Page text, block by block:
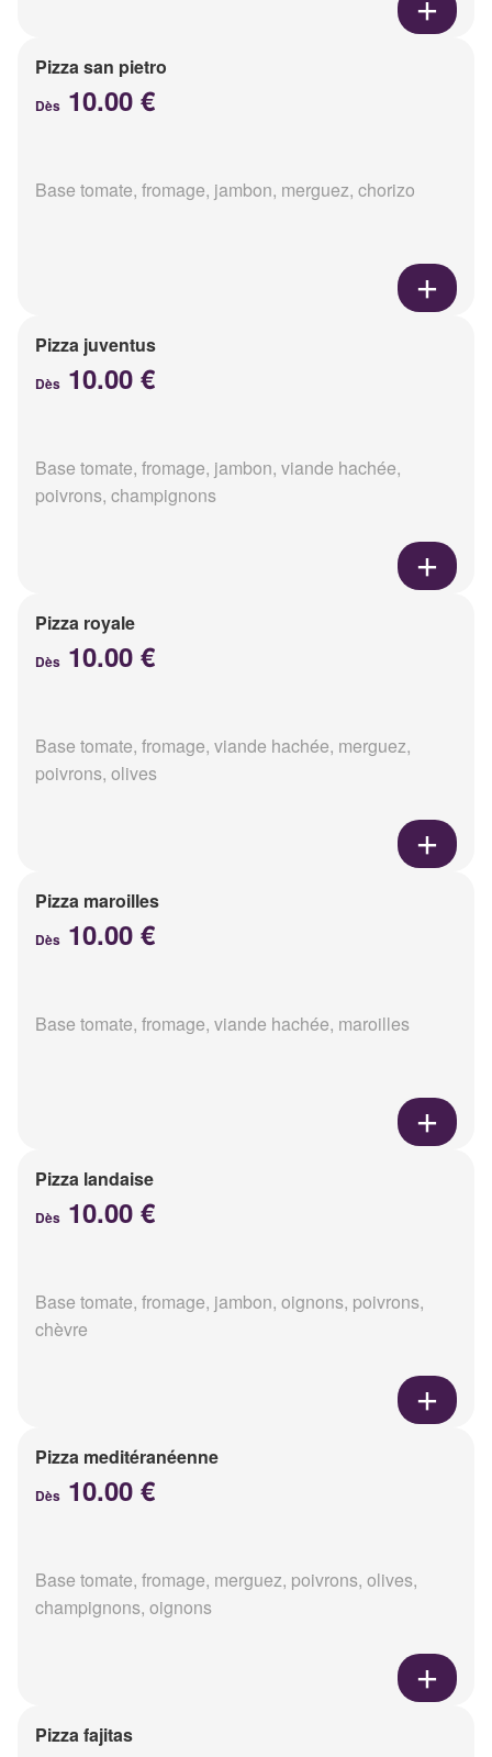
Pizza san pietro
Dès 10.00 €
Base tomate, fromage, jambon, merguez, chorizo
Pizza juventus
Dès 10.00 €
Base tomate, fromage, jambon, viande hachée,
poivrons, champignons
Pizza royale
Dès 10.00 €
Base tomate, fromage, viande hachée, merguez,
poivrons, olives
Pizza maroilles
Dès 10.00 €
Base tomate, fromage, viande hachée, maroilles
Pizza landaise
Dès 10.00 €
Base tomate, fromage, jambon, oignons, poivrons,
chèvre
Pizza meditéranéenne
Dès 10.00 €
Base tomate, fromage, merguez, poivrons, olives,
champignons, oignons
Pizza fajitas